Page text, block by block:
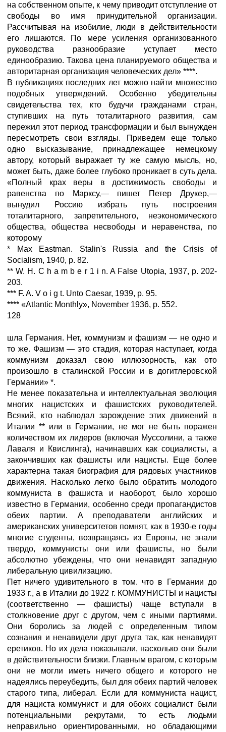
на собственном опыте, к чему приводит отступление от
свободы во имя принудительной организации.
Рассчитывая на изобилие, люди в действительности
его лишаются. По мере усиления организованного
руководства разнообразие уступает место
единообразию. Такова цена планируемого общества и
авторитарная организация человеческих дел» ****.
В публикациях последних лет можно найти множество
подобных утверждений. Особенно убедительны
свидетельства тех, кто будучи гражданами стран,
ступивших на путь тоталитарного развития, сам
пережил этот период трансформации и был вынужден
пересмотреть свои взгляды. Приведем еще только
одно высказывание, принадлежащее немецкому
автору, который выражает ту же самую мысль, но,
может быть, даже более глубоко проникает в суть дела.
«Полный крах веры в достижимость свободы и
равенства по Марксу,— пишет Петер Друкер,—
вынудил Россию избрать путь построения
тоталитарного, запретительного, неэкономического
общества, общества несвободы и неравенства, по
которому
* Max Eastman. Stalin's Russia and the Crisis of
Socialism, 1940, p. 82.
** W. H. С h a m b e r 1 i n. A False Utopia, 1937, p. 202-
203.
*** F. A. V о i g t. Unto Caesar, 1939, p. 95.
**** «Atlantic Monthly», November 1936, p. 552.
128
шла Германия. Нет, коммунизм и фашизм — не одно и
то же. Фашизм — это стадия, которая наступает, когда
коммунизм доказал свою иллюзорность, как ото
произошло в сталинской России и в догитлеровской
Германии» *.
Не менее показательна и интеллектуальная эволюция
многих нацистских и фашистских руководителей.
Всякий, кто наблюдал зарождение этих движений в
Италии ** или в Германии, не мог не быть поражен
количеством их лидеров (включая Муссолини, а также
Лаваля и Квислинга), начинавших как социалисты, а
закончивших как фашисты или нацисты. Еще более
характерна такая биография для рядовых участников
движения. Насколько легко было обратить молодого
коммуниста в фашиста и наоборот, было хорошо
известно в Германии, особенно среди пропагандистов
обеих партии. А преподаватели английских и
американских университетов помнят, как в 1930-е годы
многие студенты, возвращаясь из Европы, не знали
твердо, коммунисты они или фашисты, но были
абсолютно убеждены, что они ненавидят западную
либеральную цивилизацию.
Пет ничего удивительного в том. что в Германии до
1933 г., а в Италии до 1922 г. КОММУНИСТЫ и нацисты
(соответственно — фашисты) чаще вступали в
столкновение друг с другом, чем с иными партиями.
Они боролись за людей с определенным типом
сознания и ненавидели друг друга так, как ненавидят
еретиков. Но их дела показывали, насколько они были
в действительности близки. Главным врагом, с которым
они не могли иметь ничего общего и которого не
надеялись переубедить, был для обеих партий человек
старого типа, либерал. Если для коммуниста нацист,
для нациста коммунист и для обоих социалист были
потенциальными рекрутами, то есть людьми
неправильно ориентированными, но обладающими